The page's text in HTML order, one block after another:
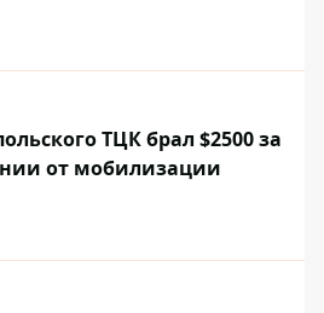
ТЦК брал $2500 за
от мобилизации